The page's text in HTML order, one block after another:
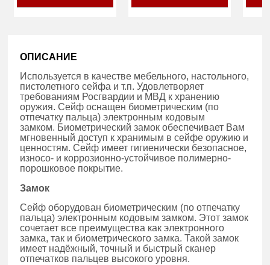
ОПИСАНИЕ
Используется в качестве мебельного, настольного,
пистолетного сейфа и т.п. Удовлетворяет
требованиям Росгвардии и МВД к хранению
оружия. Сейф оснащен биометрическим (по
отпечатку пальца) электронным кодовым
замком. Биометрический замок обеспечивает Вам
мгновенный доступ к хранимым в сейфе оружию и
ценностям. Сейф имеет гигиенически безопасное,
износо- и коррозионно-устойчивое полимерно-
порошковое покрытие.
Замок
Сейф оборудован биометрическим (по отпечатку
пальца) электронным кодовым замком. Этот замок
сочетает все преимущества как электронного
замка, так и биометрического замка. Такой замок
имеет надёжный, точный и быстрый сканер
отпечатков пальцев высокого уровня.